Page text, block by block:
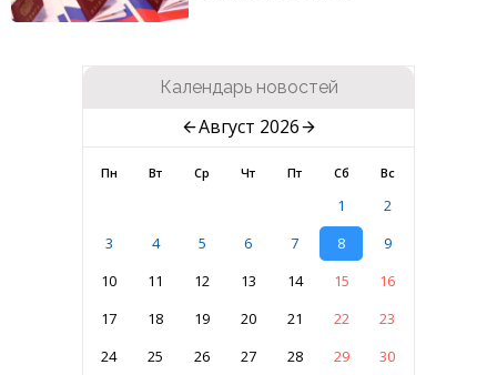
Календарь новостей
Август 2026
Пн Вт Ср Чт Пт Сб Вс
1
2
3
4 5 6 7 8
9
10
11 12 13 14 15
16
17
18 19 20 21 22
23
24
25 26 27 28 29 30